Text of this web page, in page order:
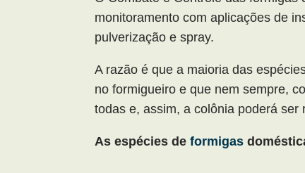
monitoramento com aplicações de
pulverização e spray.
A razão é que a maioria das
no formigueiro e que nem sempre,
todas e, assim, a colônia poderá ser
As espécies deformigas